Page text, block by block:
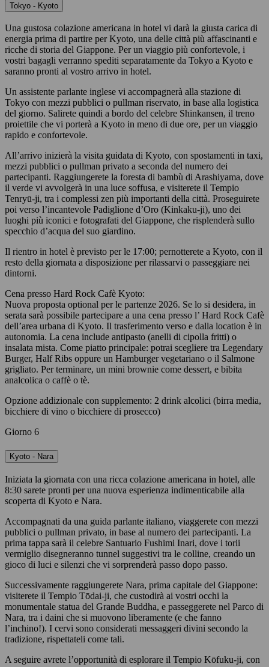
Tokyo - Kyoto
Una gustosa colazione americana in hotel vi darà la giusta carica di
energia prima di partire per Kyoto, una delle città più affascinanti e
ricche di storia del Giappone. Per un viaggio più confortevole, i
vostri bagagli verranno spediti separatamente da Tokyo a Kyoto e
saranno pronti al vostro arrivo in hotel.
Un assistente parlante inglese vi accompagnerà alla stazione di
Tokyo con mezzi pubblici o pullman riservato, in base alla logistica
del giorno. Salirete quindi a bordo del celebre Shinkansen, il treno
proiettile che vi porterà a Kyoto in meno di due ore, per un viaggio
rapido e confortevole.
All’arrivo inizierà la visita guidata di Kyoto, con spostamenti in taxi,
mezzi pubblici o pullman privato a seconda del numero dei
partecipanti. Raggiungerete la foresta di bambù di Arashiyama, dove
il verde vi avvolgerà in una luce soffusa, e visiterete il Tempio
Tenryū-ji, tra i complessi zen più importanti della città. Proseguirete
poi verso l’incantevole Padiglione d’Oro (Kinkaku-ji), uno dei
luoghi più iconici e fotografati del Giappone, che risplenderà sullo
specchio d’acqua del suo giardino.
Il rientro in hotel è previsto per le 17:00; pernotterete a Kyoto, con il
resto della giornata a disposizione per rilassarvi o passeggiare nei
dintorni.
Cena presso Hard Rock Cafè Kyoto:
Nuova proposta optional per le partenze 2026. Se lo si desidera, in
serata sarà possibile partecipare a una cena presso l’ Hard Rock Cafè
dell’area urbana di Kyoto. Il trasferimento verso e dalla location è in
autonomia. La cena include antipasto (anelli di cipolla fritti) o
insalata mista. Come piatto principale: potrai scegliere tra Legendary
Burger, Half Ribs oppure un Hamburger vegetariano o il Salmone
grigliato. Per terminare, un mini brownie come dessert, e bibita
analcolica o caffè o tè.
Opzione addizionale con supplemento: 2 drink alcolici (birra media,
bicchiere di vino o bicchiere di prosecco)
Giorno 6
Kyoto - Nara
Iniziata la giornata con una ricca colazione americana in hotel, alle
8:30 sarete pronti per una nuova esperienza indimenticabile alla
scoperta di Kyoto e Nara.
Accompagnati da una guida parlante italiano, viaggerete con mezzi
pubblici o pullman privato, in base al numero dei partecipanti. La
prima tappa sarà il celebre Santuario Fushimi Inari, dove i torii
vermiglio disegneranno tunnel suggestivi tra le colline, creando un
gioco di luci e silenzi che vi sorprenderà passo dopo passo.
Successivamente raggiungerete Nara, prima capitale del Giappone:
visiterete il Tempio Tōdai-ji, che custodirà ai vostri occhi la
monumentale statua del Grande Buddha, e passeggerete nel Parco di
Nara, tra i daini che si muovono liberamente (e che fanno
l’inchino!). I cervi sono considerati messaggeri divini secondo la
tradizione, rispettateli come tali.
A seguire avrete l’opportunità di esplorare il Tempio Kōfuku-ji, con